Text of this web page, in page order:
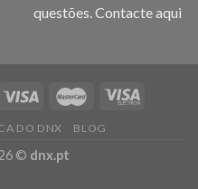
questões. Contacte aqui
DO DNX BLOG
© dnx.pt